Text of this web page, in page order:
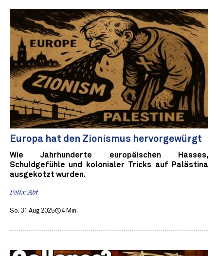
Europa hat den Zionismus hervorgewürgt
Wie Jahrhunderte europäischen Hasses,
Schuldgefühle und kolonialer Tricks auf Palästina
ausgekotzt wurden.
Felix Abt
So. 31 Aug 2025 4 Min.